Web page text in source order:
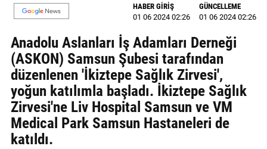
Künye
İletişim
Gizlilik
Sözleşmesi
Kullanıcı
Sözleşmesi
HABER GİRİŞ
01 06 2024 02:26
GÜNCELLEME
01 06 2024 02:26
Anadolu Aslanları İş Adamları Derneği
(ASKON) Samsun Şubesi tarafından
düzenlenen 'İkiztepe Sağlık Zirvesi',
yoğun katılımla başladı. İkiztepe Sağlık
Zirvesi'ne Liv Hospital Samsun ve VM
Medical Park Samsun Hastaneleri de
katıldı.